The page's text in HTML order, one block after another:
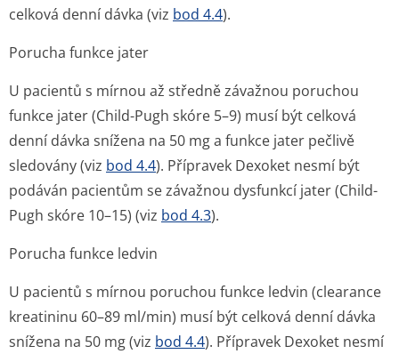
celková denní dávka (viz bod 4.4).
Porucha funkce jater
U pacientů s mírnou až středně závažnou poruchou
funkce jater (Child-Pugh skóre 5–9) musí být celková
denní dávka snížena na 50 mg a funkce jater pečlivě
sledovány (viz bod 4.4). Přípravek Dexoket nesmí být
podáván pacientům se závažnou dysfunkcí jater (Child-
Pugh skóre 10–15) (viz bod 4.3).
Porucha funkce ledvin
U pacientů s mírnou poruchou funkce ledvin (clearance
kreatininu 60–89 ml/min) musí být celková denní dávka
snížena na 50 mg (viz bod 4.4). Přípravek Dexoket nesmí